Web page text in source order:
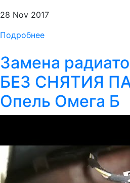
28 Nov 2017
Подробнее
Замена
БЕЗ СНЯТИЯ
Опель Омега Б